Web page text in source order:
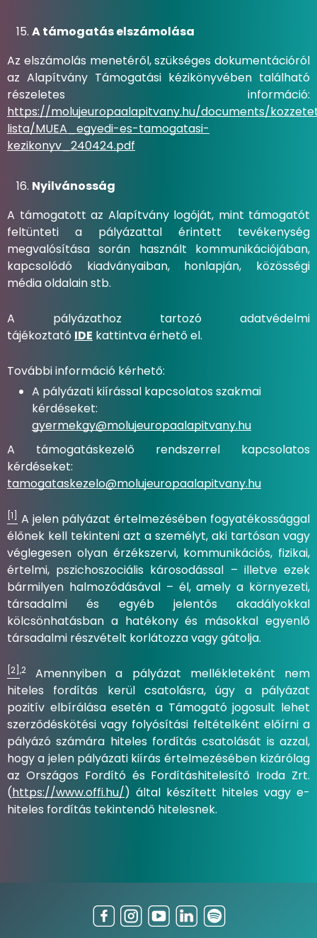
A támogatás elszámolása
Az elszámolás menetéről, szükséges dokumentációról
az Alapítvány Támogatási kézikönyvében található
részeletes információ:
https://molujeuropaalapitvany.hu/documents/
lista/MUEA_egyedi-es-tamogatasi-
kezikonyv_240424.pdf
Nyilvánosság
A támogatott az Alapítvány logóját, mint támogatót
feltünteti a pályázattal érintett tevékenység
megvalósítása során használt kommunikációjában,
kapcsolódó kiadványaiban, honlapján, közösségi
média oldalain stb.
A pályázathoz tartozó adatvédelmi
tájékoztató IDE kattintva érhető el.
További információ kérhető:
A pályázati kiírással kapcsolatos szakmai
kérdéseket:
gyermekgy@molujeuropaalapitvany.hu
A támogatáskezelő rendszerrel kapcsolatos
kérdéseket:
tamogataskezelo@molujeuropaalapitvany.hu
[1]
A jelen pályázat értelmezésében fogyatékossággal
élőnek kell tekinteni azt a személyt, aki tartósan vagy
véglegesen olyan érzékszervi, kommunikációs, fizikai,
értelmi, pszichoszociális károsodással – illetve ezek
bármilyen halmozódásával – él, amely a környezeti,
társadalmi és egyéb jelentős akadályokkal
kölcsönhatásban a hatékony és másokkal egyenlő
társadalmi részvételt korlátozza vagy gátolja.
[2] ,2
Amennyiben a pályázat mellékleteként nem
hiteles fordítás kerül csatolásra, úgy a pályázat
pozitív elbírálása esetén a Támogató jogosult lehet
szerződéskötési vagy folyósítási feltételként előírni a
pályázó számára hiteles fordítás csatolását is azzal,
hogy a jelen pályázati kiírás értelmezésében kizárólag
az Országos Fordító és Fordításhitelesítő Iroda Zrt.
(https://www.offi.hu/) által készített hiteles vagy e-
hiteles fordítás tekintendő hitelesnek.